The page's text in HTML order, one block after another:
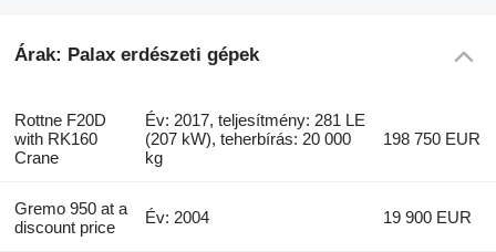
Árak: Palax erdészeti gépek
Rottne F20D
with RK160
Crane
Év: 2017, teljesítmény: 281 LE
(207 kW), teherbírás: 20 000
kg
198 750 EUR
Gremo 950 at a
discount price
Év: 2004 19 900 EUR